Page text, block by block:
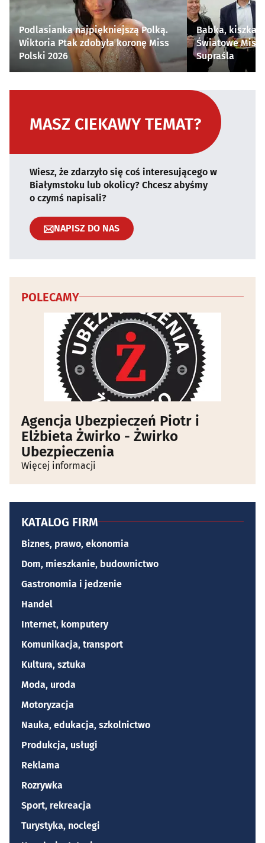
Podlasianka najpiękniejszą Polką.
Wiktoria Ptak zdobyła koronę Miss
Polski 2026
Babka, kiszka i
Światowe
Supraśla
MASZ CIEKAWY TEMAT?
Wiesz, że zdarzyło się coś interesującego w
Białymstoku lub okolicy? Chcesz abyśmy
o czymś napisali?
NAPISZ DO NAS
POLECAMY
Agencja Ubezpieczeń Piotr i
Elżbieta Żwirko - Żwirko
Ubezpieczenia
Więcej informacji
KATALOG FIRM
Biznes, prawo, ekonomia
Dom, mieszkanie, budownictwo
Gastronomia i jedzenie
Handel
Internet, komputery
Komunikacja, transport
Kultura, sztuka
Moda, uroda
Motoryzacja
Nauka, edukacja, szkolnictwo
Produkcja, usługi
Reklama
Rozrywka
Sport, rekreacja
Turystyka, noclegi